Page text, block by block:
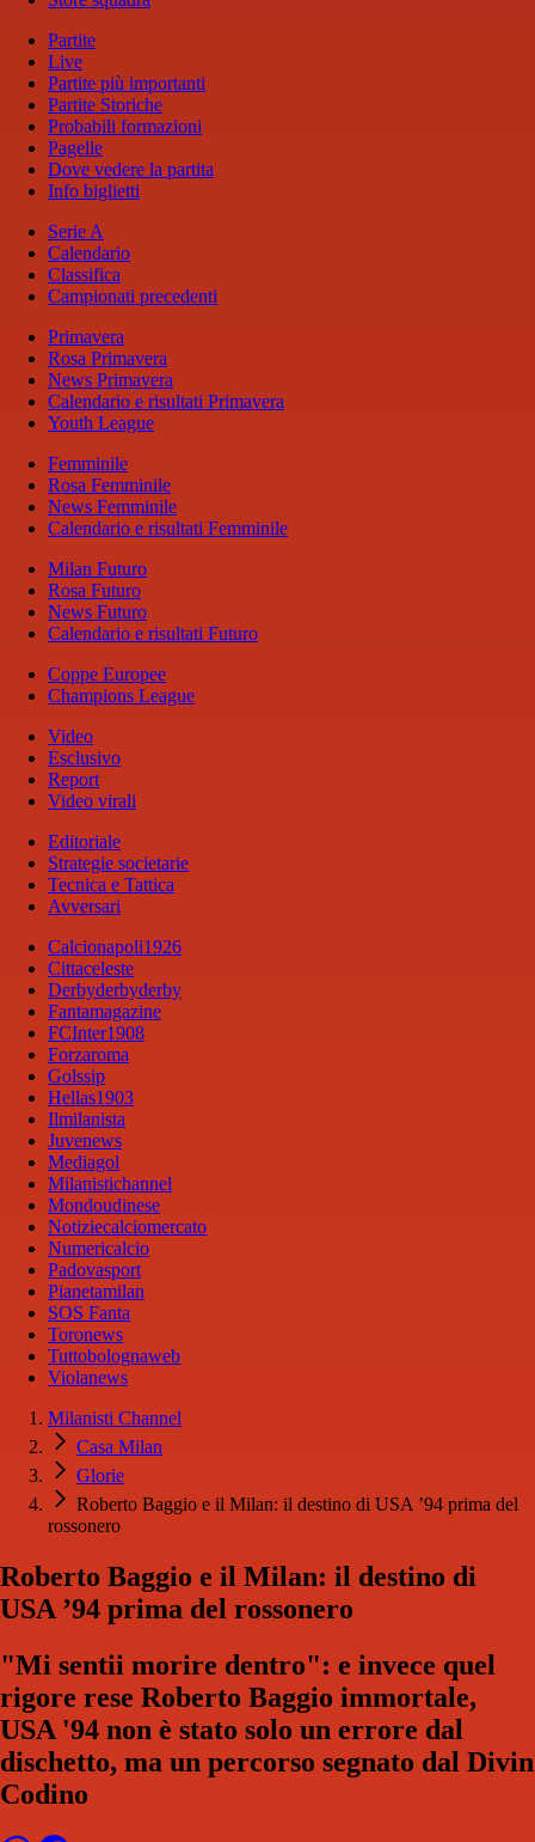
Partite
Live
Partite più importanti
Partite Storiche
Probabili formazioni
Pagelle
Dove vedere la partita
Info biglietti
Serie A
Calendario
Classifica
Campionati precedenti
Primavera
Rosa Primavera
News Primavera
Calendario e risultati Primavera
Youth League
Femminile
Rosa Femminile
News Femminile
Calendario e risultati Femminile
Milan Futuro
Rosa Futuro
News Futuro
Calendario e risultati Futuro
Coppe Europee
Champions League
Video
Esclusivo
Report
Video virali
Editoriale
Strategie societarie
Tecnica e Tattica
Avversari
Calcionapoli1926
Cittaceleste
Derbyderbyderby
Fantamagazine
FCInter1908
Forzaroma
Golssip
Hellas1903
Ilmilanista
Juvenews
Mediagol
Milanistichannel
Mondoudinese
Notiziecalciomercato
Numericalcio
Padovasport
Pianetamilan
SOS Fanta
Toronews
Tuttobolognaweb
Violanews
Milanisti Channel
Casa Milan
Glorie
Roberto Baggio e il Milan: il destino di USA ’94 prima del
rossonero
Roberto Baggio e il Milan: il destino di
USA ’94 prima del rossonero
"Mi sentii morire dentro": e invece quel
rigore rese Roberto Baggio immortale,
USA '94 non è stato solo un errore dal
dischetto, ma un percorso segnato dal Divin
Codino